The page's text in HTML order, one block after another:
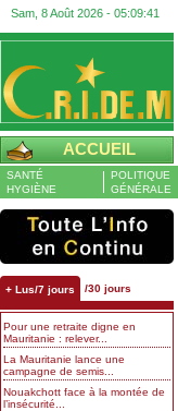
Sam, 8 Août 2026 - 05:09:41
ACCUEIL
SANTÉ
HYGIÈNE
POLITIQUE
GÉNÉRALE
+ Lus/7 jours /30 jours
Pour une retraite digne en
Mauritanie : relever...
La Mauritanie lance une
campagne de semis...
Nouakchott face à la montée de
l’insécurité...